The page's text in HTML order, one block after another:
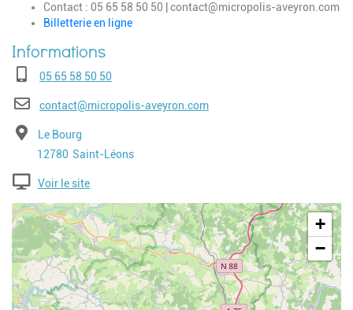
Contact : 05 65 58 50 50 | contact@micropolis-aveyron.com
Billetterie en ligne
Téléphone05 65 58 50 50
E-mailcontact@micropolis-aveyron.com
AdresseLe Bourg
Code postal
12780 Ville
Saint-Léons
Voir le site
Geolocalisation
+
−